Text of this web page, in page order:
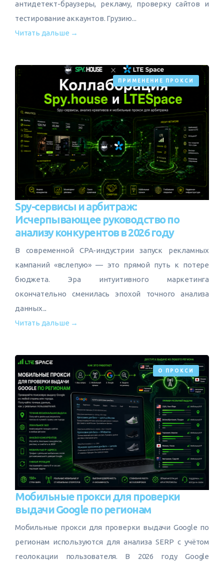
антидетект-браузеры, рекламу, проверку сайтов и
тестирование аккаунтов. Грузию...
Читать дальше →
ПРИМЕНЕНИЕ ПРОКСИ
Spy-сервисы и арбитраж:
Исчерпывающее руководство по
анализу конкурентов в 2026 году
В современной CPA-индустрии запуск рекламных
кампаний «вслепую» — это прямой путь к потере
бюджета. Эра интуитивного маркетинга
окончательно сменилась эпохой точного анализа
данных...
Читать дальше →
О ПРОКСИ
Мобильные прокси для проверки
выдачи Google по регионам
Мобильные прокси для проверки выдачи Google по
регионам используются для анализа SERP с учётом
геолокации пользователя. В 2026 году Google